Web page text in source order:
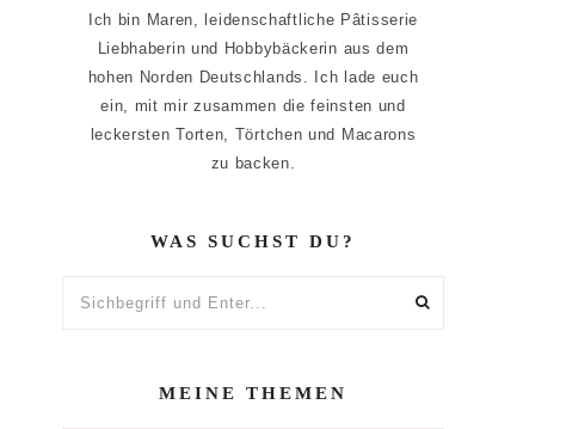
Ich bin Maren, leidenschaftliche Pâtisserie
Liebhaberin und Hobbybäckerin aus dem
hohen Norden Deutschlands. Ich lade euch
ein, mit mir zusammen die feinsten und
leckersten Torten, Törtchen und Macarons
zu backen.
WAS SUCHST DU?
MEINE THEMEN